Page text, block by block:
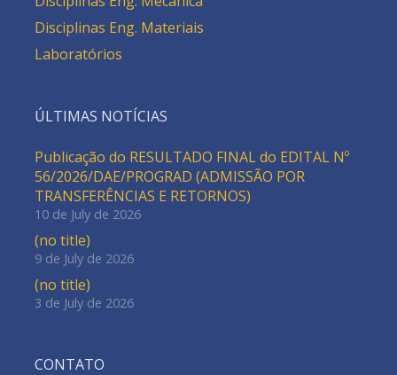
Disciplinas Eng. Materiais
Laboratórios
ÚLTIMAS NOTÍCIAS
Publicação do RESULTADO FINAL do EDITAL Nº
56/2026/DAE/PROGRAD (ADMISSÃO POR
TRANSFERÊNCIAS E RETORNOS)
10 de July de 2026
(no title)
9 de July de 2026
(no title)
3 de July de 2026
CONTATO